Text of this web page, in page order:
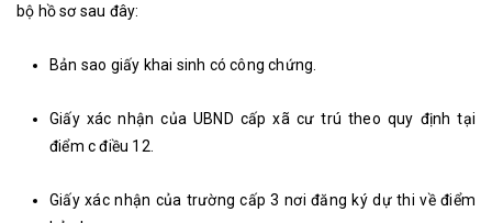
bộ hồ sơ sau đây:
Bản sao giấy khai sinh có công chứng.
Giấy xác nhận của UBND cấp xã cư trú theo quy định tại
điểm c điều 12.
Giấy xác nhận của trường cấp 3 nơi đăng ký dự thi về điểm